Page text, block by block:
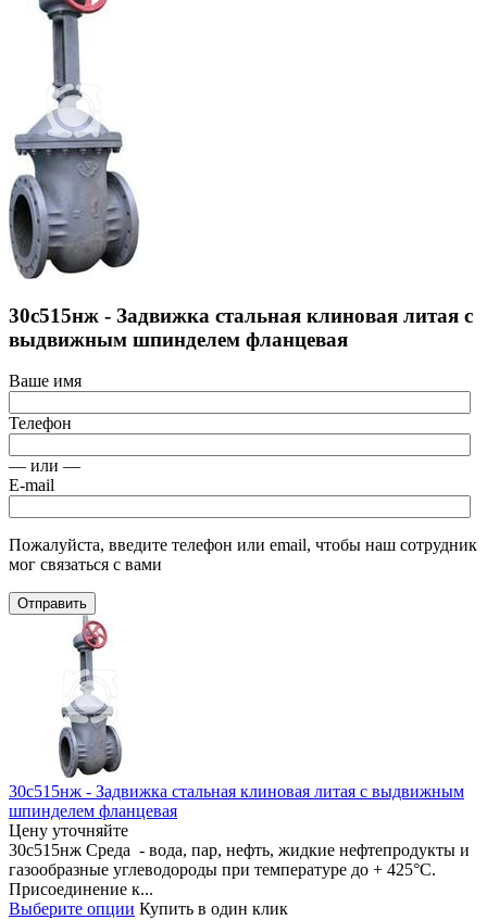
30с515нж - Задвижка стальная клиновая литая с
выдвижным шпинделем фланцевая
Ваше имя
Телефон
— или —
E-mail
Пожалуйста, введите телефон или email, чтобы наш сотрудник
мог связаться с вами
Отправить
30с515нж - Задвижка стальная клиновая литая с выдвижным
шпинделем фланцевая
Цену уточняйте
30с515нж Среда - вода, пар, нефть, жидкие нефтепродукты и
газообразные углеводороды при температуре до + 425°С.
Присоединение к...
Выберите опции Купить в один клик